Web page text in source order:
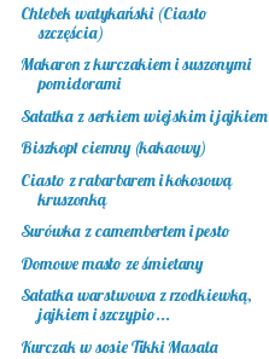
Chlebek watykański (Ciasto
szczęścia)
Makaron z kurczakiem i suszonymi
pomidorami
Sałatka z serkiem wiejskim i jajkiem
Biszkopt ciemny (kakaowy)
Ciasto z rabarbarem i kokosową
kruszonką
Surówka z camembertem i pesto
Domowe masło ze śmietany
Sałatka warstwowa z rzodkiewką,
jajkiem i szczypio...
Kurczak w sosie Tikki Masala